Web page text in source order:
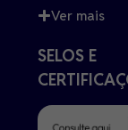
Ver mais
SELOS E